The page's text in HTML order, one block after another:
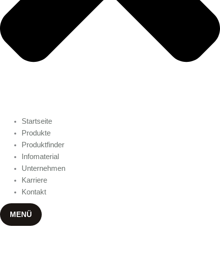
Startseite
Produkte
Produktfinder
Infomaterial
Unternehmen
Karriere
Kontakt
MENÜ